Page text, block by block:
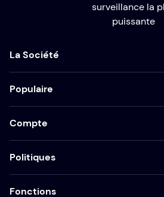
surveillance la
puissante
La Société
Populaire
Compte
Politiques
Fonctions